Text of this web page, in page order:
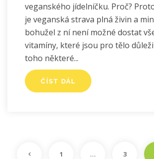
veganského jídelníčku. Proč?
je veganská strava plná živin a
bohužel z ní není možné dostat
vitamíny, které jsou pro tělo
toho některé
ČÍST DÁL
1 … 3